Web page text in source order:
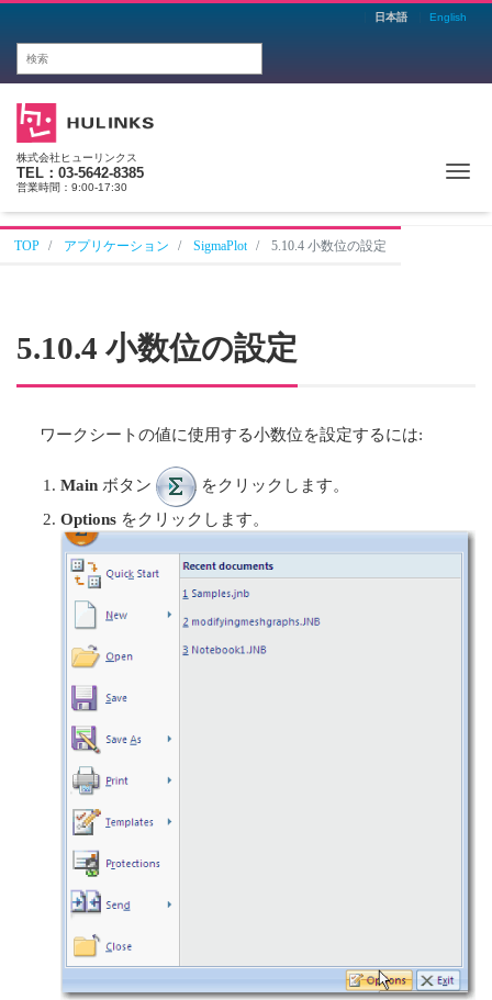
日本語 English
株式会社ヒューリンクス
TEL：03-5642-8385
営業時間：9:00-17:30
TOP アプリケーション SigmaPlot 5.10.4 小数位の設定
5.10.4 小数位の設定
ワークシートの値に使用する小数位を設定するには:
Main ボタン
をクリックします。
Options をクリックします。